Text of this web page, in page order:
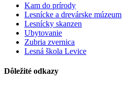
Kam do prírody
Lesnícke a drevárske múzeum
Lesnícky skanzen
Ubytovanie
Zubria zvernica
Lesná škola Levice
Dôležité odkazy